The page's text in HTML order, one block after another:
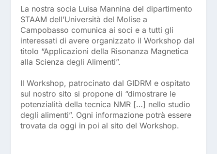
La nostra socia Luisa Mannina del dipartimento
STAAM dell’Università del Molise a
Campobasso comunica ai soci e a tutti gli
interessati di avere organizzato il Workshop dal
titolo “Applicazioni della Risonanza Magnetica
alla Scienza degli Alimenti”.
Il Workshop, patrocinato dal GIDRM e ospitato
sul nostro sito si propone di “dimostrare le
potenzialità della tecnica NMR […] nello studio
degli alimenti”. Ogni informazione potrà essere
trovata da oggi in poi al sito del Workshop.